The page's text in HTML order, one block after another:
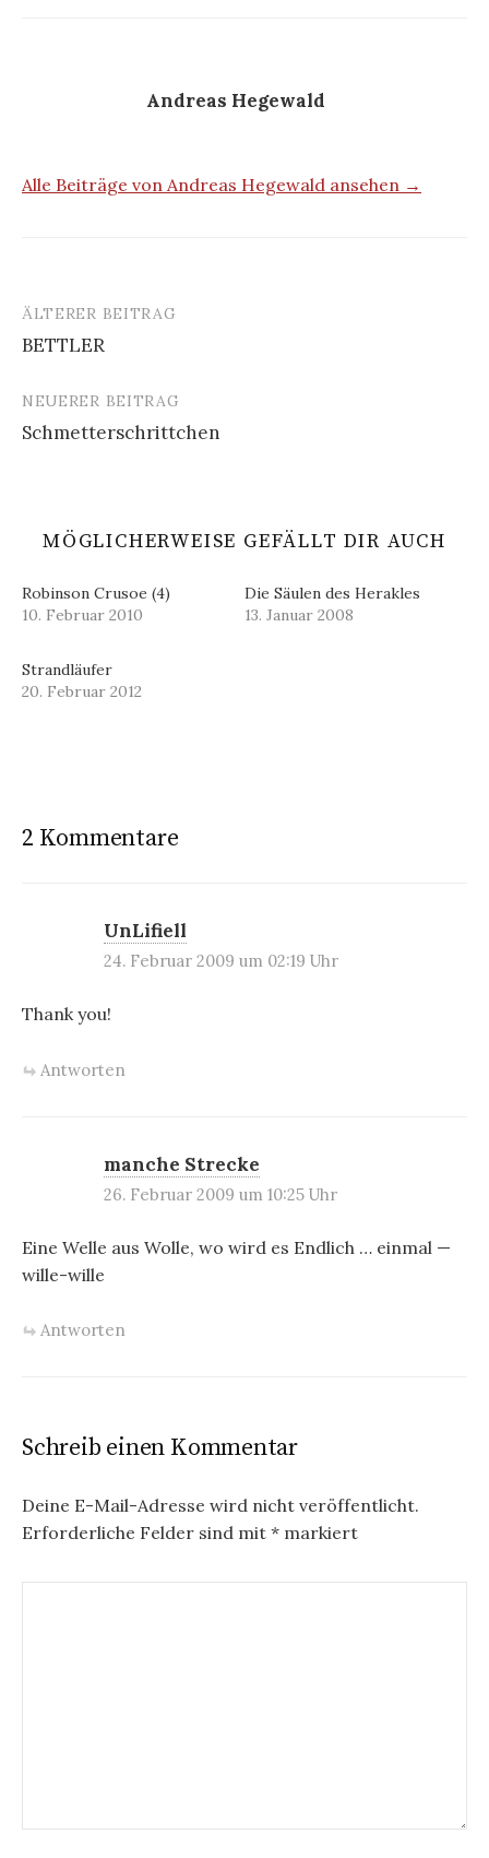
Andreas Hegewald
Alle Beiträge von Andreas Hegewald ansehen →
Beitrags-
Navigation
ÄLTERER BEITRAG
BETTLER
NEUERER BEITRAG
Schmetterschrittchen
MÖGLICHERWEISE GEFÄLLT DIR AUCH
Robinson Crusoe (4)
10. Februar 2010
Die Säulen des Herakles
13. Januar 2008
Strandläufer
20. Februar 2012
2 Kommentare
UnLifiell
24. Februar 2009 um 02:19 Uhr
Thank you!
Antworten
manche Strecke
26. Februar 2009 um 10:25 Uhr
Eine Welle aus Wolle, wo wird es Endlich … einmal —
wille-wille
Antworten
Schreib einen Kommentar
Deine E-Mail-Adresse wird nicht veröffentlicht.
Erforderliche Felder sind mit * markiert